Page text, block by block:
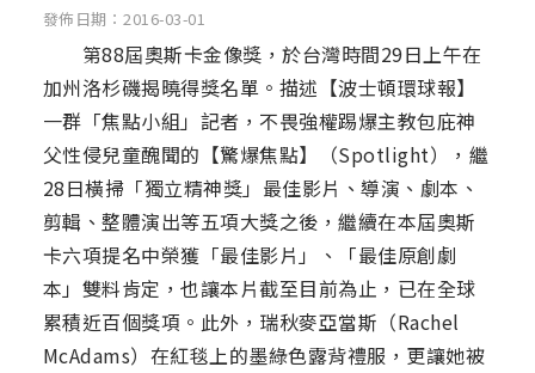
發佈日期：2016-03-01
第88屆奧斯卡金像獎，於台灣時間29日上午在
加州洛杉磯揭曉得獎名單。描述【波士頓環球報】
一群「焦點小組」記者，不畏強權踢爆主教包庇神
父性侵兒童醜聞的【驚爆焦點】（Spotlight），繼
28日橫掃「獨立精神獎」最佳影片、導演、劇本、
剪輯、整體演出等五項大獎之後，繼續在本屆奧斯
卡六項提名中榮獲「最佳影片」、「最佳原創劇
本」雙料肯定，也讓本片截至目前為止，已在全球
累積近百個獎項。此外，瑞秋麥亞當斯（Rachel
McAdams）在紅毯上的墨綠色露背禮服，更讓她被